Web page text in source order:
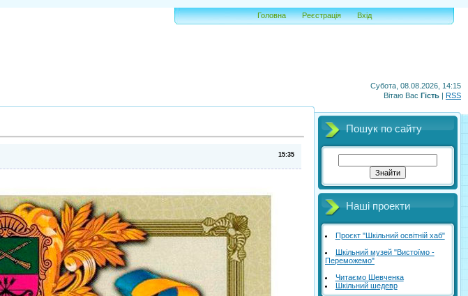
Субота, 08.08.2026, 14:15
Вітаю Вас Гість | RSS
Головна Реєстрація Вхід
15:35
Пошук по сайту
Наші проекти
Проєкт "Шкільний освітній хаб"
Шкільний музей "Вистоїмо -
Переможемо"
Читаємо Шевченка
Шкільний шедевр